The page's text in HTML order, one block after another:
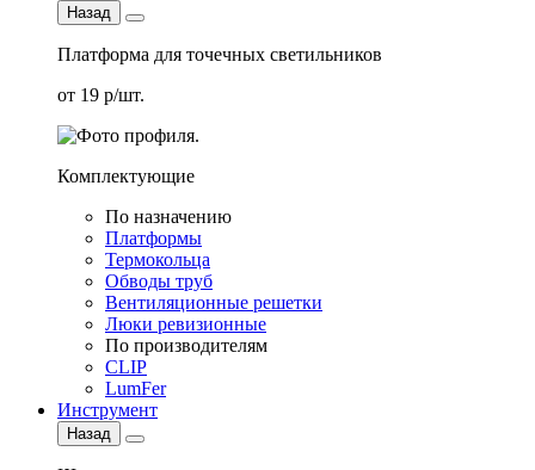
Назад
Платформа для точечных светильников
от 19 р/шт.
Комплектующие
По назначению
Платформы
Термокольца
Обводы труб
Вентиляционные решетки
Люки ревизионные
По производителям
CLIP
LumFer
Инструмент
Назад